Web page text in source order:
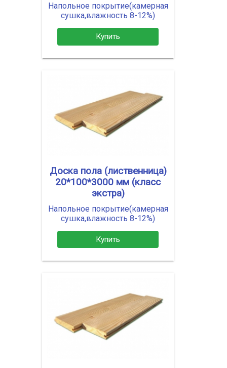
Напольное покрытие(камерная
сушка,влажность 8-12%)
Купить
Доска пола (лиственница)
20*100*3000 мм (класс
экстра)
Напольное покрытие(камерная
сушка,влажность 8-12%)
Купить